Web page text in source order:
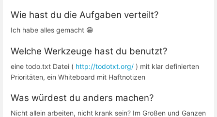
Wie hast du die Aufgaben verteilt?
Ich habe alles gemacht 😁
Welche Werkzeuge hast du benutzt?
eine todo.txt Datei ( http://todotxt.org/ ) mit klar definierten
Prioritäten, ein Whiteboard mit Haftnotizen
Was würdest du anders machen?
Nicht allein arbeiten, nicht krank sein? Im Großen und Ganzen